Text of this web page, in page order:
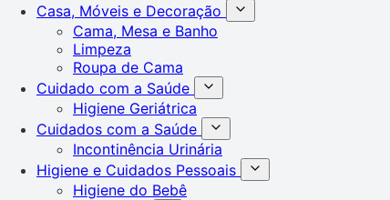
Casa, Móveis e Decoração
Cama, Mesa e Banho
Limpeza
Roupa de Cama
Cuidado com a Saúde
Higiene Geriátrica
Cuidados com a Saúde
Incontinência Urinária
Higiene e Cuidados Pessoais
Higiene do Bebê